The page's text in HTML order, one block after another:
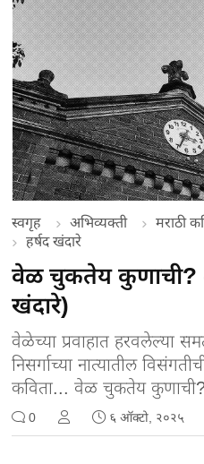
स्वगृह अभिव्यक्ती मराठी
हर्षद खंदारे
वेळ चुकतेय कुणाची? -
खंदारे)
वेळेच्या प्रवाहात हरवलेल्या
निसर्गाच्या नात्यातील
कविता... वेळ चुकतेय
0 ६ ऑक्टो, २०२५